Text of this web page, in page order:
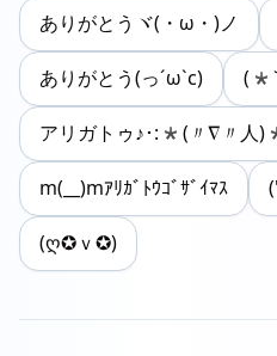
ありがとうヾ(・ω・)ノ
ありがとう(っ´ω`c)
アリガトゥ♪･:*(〃∇〃人
m(__)mｱﾘｶﾞﾄｳｺﾞｻﾞｲﾏｽ
(ღ✪ｖ✪)